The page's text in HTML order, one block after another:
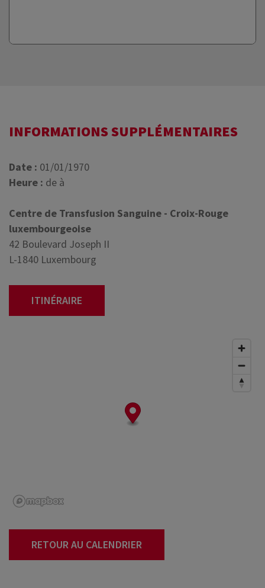
INFORMATIONS SUPPLÉMENTAIRES
Date : 01/01/1970
Heure : de à
Centre de Transfusion Sanguine - Croix-Rouge
luxembourgeoise
42 Boulevard Joseph II
L-1840 Luxembourg
ITINÉRAIRE
RETOUR AU CALENDRIER